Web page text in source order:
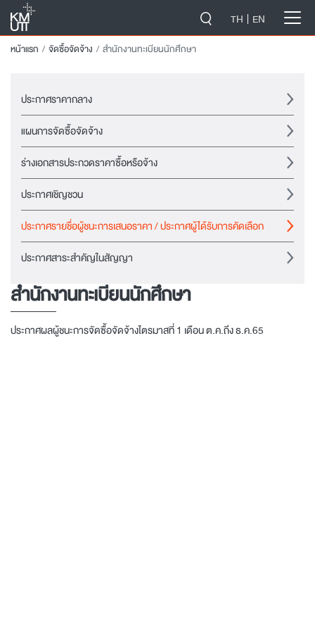
TH EN
หน้าแรก จัดซื้อจัดจ้าง สำนักงานทะเบียนนักศึกษา
ประกาศราคากลาง
แผนการจัดซื้อจัดจ้าง
ร่างเอกสารประกวดราคาซื้อหรือจ้าง
ประกาศเชิญชวน
ประกาศรายชื่อผู้ชนะการเสนอราคา / ประกาศผู้ได้รับการคัดเลือก
ประกาศสาระสำคัญในสัญญา
สำนักงานทะเบียนนักศึกษา
ประกาศผลผู้ชนะการจัดซื้อจัดจ้างไตรมาสที่ 1 เดือน ต.ค.ถึง ธ.ค.65